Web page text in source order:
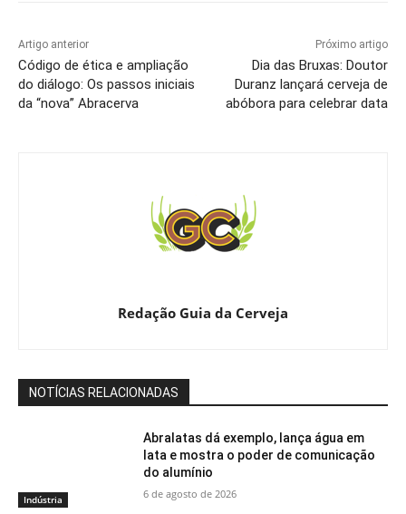
Artigo anterior
Código de ética e ampliação
do diálogo: Os passos iniciais
da “nova” Abracerva
Próximo artigo
Dia das Bruxas: Doutor
Duranz lançará cerveja de
abóbora para celebrar data
Redação Guia da Cerveja
NOTÍCIAS RELACIONADAS
Indústria
Abralatas dá exemplo, lança água em
lata e mostra o poder de comunicação
do alumínio
6 de agosto de 2026